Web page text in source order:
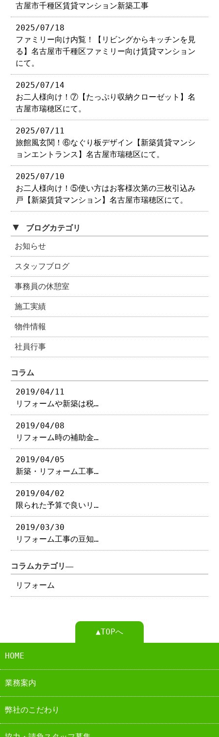
古屋市千種区賃貸マンション新築工事
2025/07/18
ファミリー向け内覧！【リビングからキッチンを見
る】名古屋市千種区ファミリー向け賃貸マンション
にて。
2025/07/14
お二人様向け！⑦【たっぷり収納クローゼット】名
古屋市瑞穂区にて。
2025/07/11
旅館風玄関！⑥なぐり板デザイン【新築賃貸マンシ
ョンエントランス】名古屋市瑞穂区にて。
2025/07/10
お二人様向け！⑤使い方はお客様次第の三枚引込み
戸【新築賃貸マンション】名古屋市瑞穂区にて。
▼ ブログカテゴリ
お知らせ
スタッフブログ
事務員の休憩室
施工実績
物件情報
社員行事
コラム
2019/04/11
リフォームや新築は税…
2019/04/08
リフォーム時の補助金…
2019/04/05
新築・リフォーム工事…
2019/04/02
限られた予算で良いリ…
2019/03/30
リフォーム工事の豆知…
コラムカテゴリ―
リフォーム
▲TOPへ
HOME
業務案内
弊社のこだわり